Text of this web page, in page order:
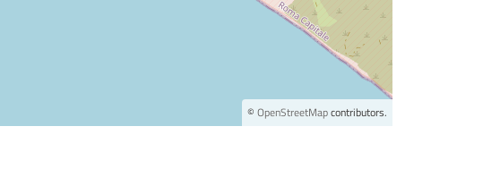
© OpenStreetMapcontributors.